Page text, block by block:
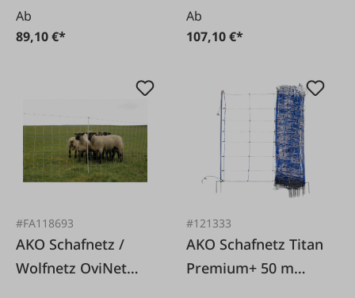
Ab
89,10 €*
Ab
107,10 €*
#FA118693
AKO Schafnetz /
Wolfnetz OviNet
#121333
AKO Schafnetz Titan
Premium+ 50 m